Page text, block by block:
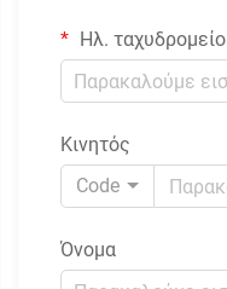
Ηλ. ταχυδρομείο
Κινητός
Code
Όνομα